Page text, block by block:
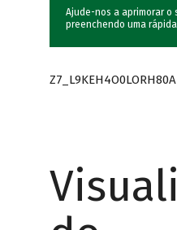
Ajude-nos a aprimorar o
preenchendo uma rápida